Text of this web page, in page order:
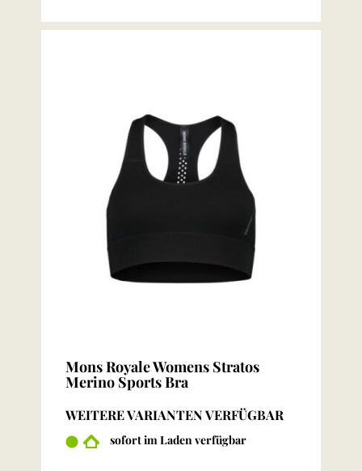
Mons Royale Womens Stratos
Merino Sports Bra
WEITERE VARIANTEN VERFÜGBAR
sofort im Laden verfügbar